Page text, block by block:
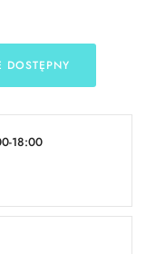
DOSTĘPNY
18:00